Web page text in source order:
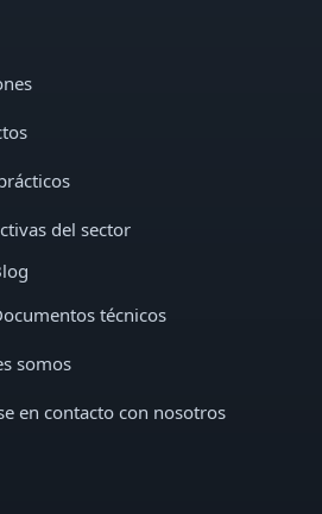
del sector
técnicos
somos
en contacto con nosotros